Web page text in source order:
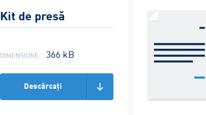
Kit de presă
dimensiune 366 kB
Descărcați